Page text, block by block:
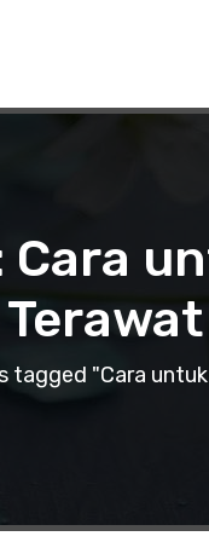
Cara
tagged "Cara